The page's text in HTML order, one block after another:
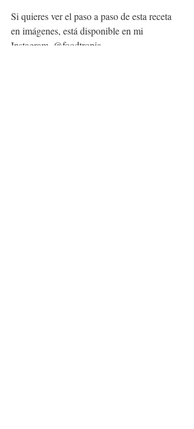
Si quieres ver el paso a paso de esta receta
en imágenes, está disponible en mi
Instagram, @foodtropia